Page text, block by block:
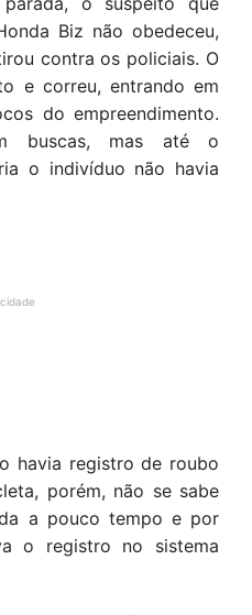
Biz não obedeceu,
contra os policiais. O
e correu, entrando em
do empreendimento.
buscas, mas até o
o indivíduo não havia
havia registro de roubo
porém, não se sabe
a pouco tempo e por
o registro no sistema